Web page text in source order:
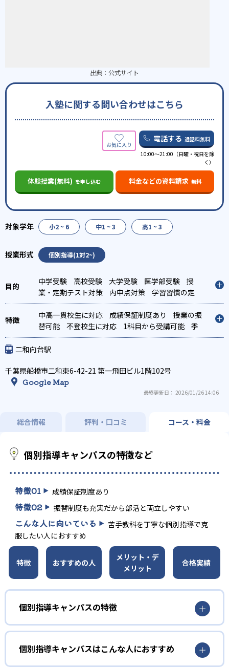
出典： 公式サイト
入塾に関する問い合わせはこちら
電話する 通話料無料
10:00～21:00（日曜・祝日を除
く）
体験授業(無料) を申し込む 料金などの資料請求 無料
小2 ~ 6 中1 ~ 3 高1 ~ 3
個別指導(1対2~)
中学受験 高校受験 大学受験 医学部受験
授
業・定期テスト対策
内申点対策
学習習慣の定
着
総合型選抜(旧AO)対策 推薦入試対策
学校別
特化対策
国公立大対策 私大対策
共通テスト対
策
英検(英語検定)対策 漢検(漢字検定)対策
数
学特化対策
中高一貫校生に対応 成績保証制度あり
授業の振
替可能
不登校生に対応 1科目から受講可能
季
節講習のみの受講可
二和向台駅
千葉県船橋市二和東6-42-21 第一飛田ビル1階102号
Google Map
最終更新日： 2026/01/26 14:06
総合情報 評判・口コミ コース・料金
個別指導キャンパスの特徴など
特徴01 成績保証制度あり
特徴02 振替制度も充実だから部活と両立しやすい
こんな人に向いている
苦手教科を丁寧な個別指導で克
服したい人におすすめ
特徴 おすすめの人
メリット・デ
メリット
合格実績
個別指導キャンパスの特徴
01
成績保証制度あり
個別指導キャンパスでは、入塾後1年以内に、学校の定期テ
ストで定められた基準以上の成績を収めなかった場合、3ヶ
個別指導キャンパスはこんな人におすすめ